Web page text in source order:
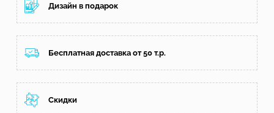
Дизайн в подарок
Бесплатная доставка от 50 т.р.
Скидки